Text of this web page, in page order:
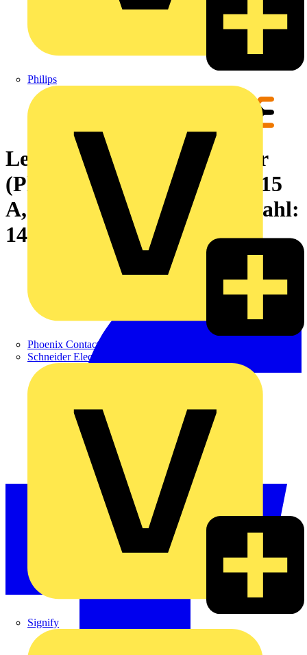
Philips
Phoenix Contact
Schneider Electric
Signify
Leiterplattensteckverbinder
(Platinenanschluss), 320 V, 15
A, Raster in mm: 5.08, Polzahl:
14, THT-Lötanschluss, Box